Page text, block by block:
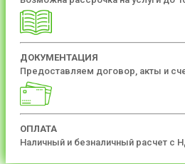
ДОКУМЕНТАЦИЯ
Предоставляем договор, акты и
ОПЛАТА
Наличный и безналичный расчет с